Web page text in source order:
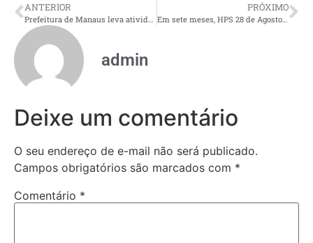
ANTERIOR PRÓXIMO
Em sete meses, HPS 28 de Agosto dobra índice de conformidade da Farmácia Clínica
admin
Deixe um comentário
O seu endereço de e-mail não será publicado.
Campos obrigatórios são marcados com *
Comentário *